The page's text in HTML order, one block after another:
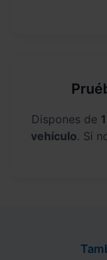
Dispones de
vehículo. Si